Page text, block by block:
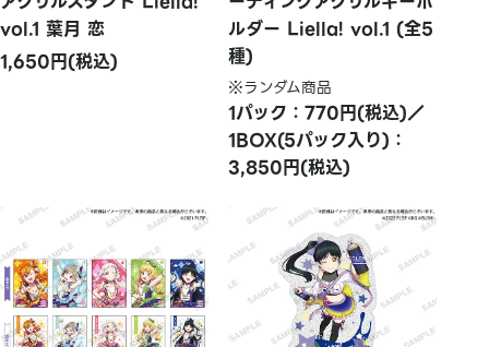
vol.1 葉月 恋
1,650円(税込)
ルダー Liella! vol.1 (全5
種)
※ランダム商品
1パック：770円(税込)／
1BOX(5パック入り)：
3,850円(税込)